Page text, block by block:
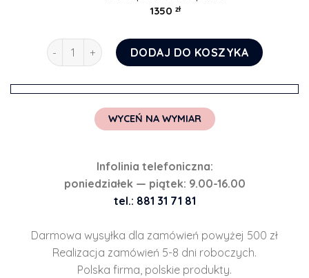
1350 zł
ilość Fototapeta dla dzieci - Małpki i gepard
DODAJ DO KOSZYKA
WYCEŃ NA WYMIAR
Infolinia telefoniczna:
poniedziałek — piątek: 9.00-16.00
tel.: 881 31 71 81
Darmowa wysyłka dla zamówień powyżej 500 zł
Realizacja zamówień 5-8 dni roboczych.
Polska firma, polskie produkty.